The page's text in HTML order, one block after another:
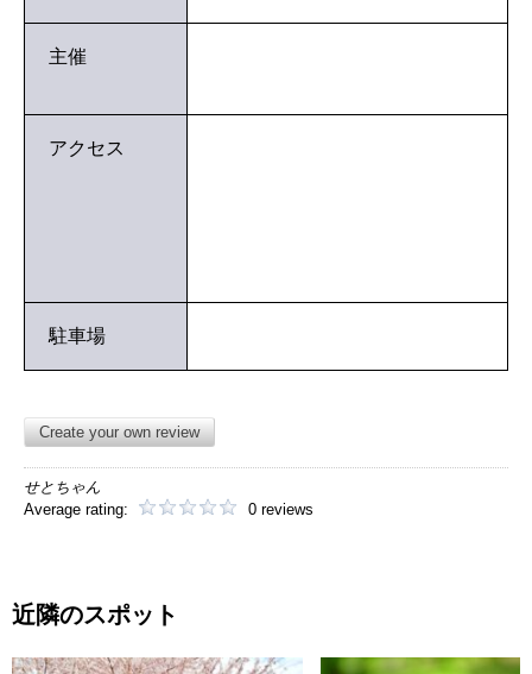
主催
アクセス
駐車場
Create your own review
せとちゃん
Average rating:
0 reviews
近隣のスポット